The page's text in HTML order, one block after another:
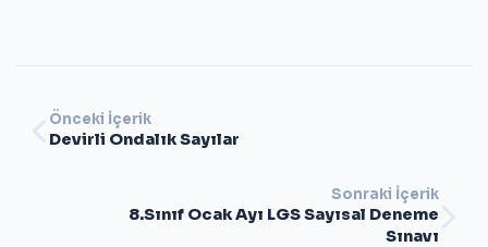
Önceki İçerik
Devirli Ondalık Sayılar
Sonraki İçerik
8.Sınıf Ocak Ayı LGS Sayısal Deneme
Sınavı